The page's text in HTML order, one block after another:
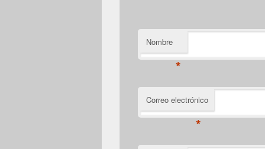
Nombre
*
Correo electrónico
*